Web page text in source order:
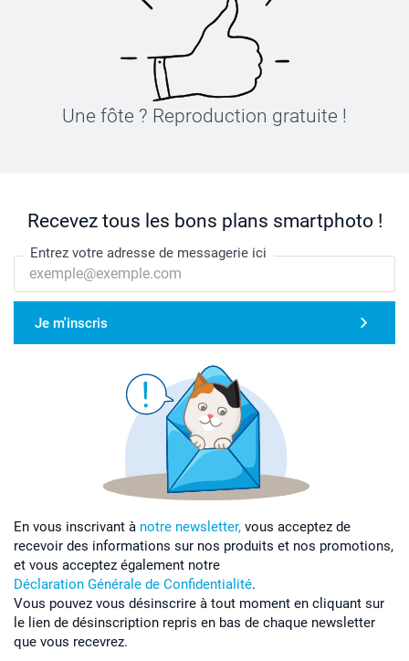
Une fôte ? Reproduction gratuite !
Recevez tous les bons plans smartphoto !
Entrez votre adresse de messagerie ici
Je m'inscris
En vous inscrivant à notre newsletter, vous acceptez de
recevoir des informations sur nos produits et nos promotions,
et vous acceptez également notre
Déclaration Générale de Confidentialité.
Vous pouvez vous désinscrire à tout moment en cliquant sur
le lien de désinscription repris en bas de chaque newsletter
que vous recevrez.